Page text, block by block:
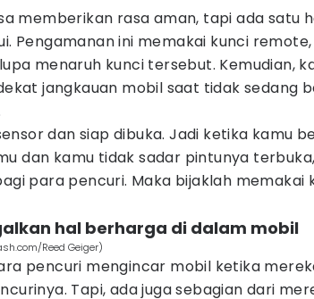
memberikan rasa aman, tapi ada satu
Pengamanan ini memakai kunci remote,
menaruh kunci tersebut. Kemudian,
jangkauan mobil saat tidak sedang
dan siap dibuka. Jadi ketika kamu
dan kamu tidak sadar pintunya
para pencuri. Maka bijaklah memakai
hal berharga di dalam mobil
Reed Geiger)
pencuri mengincar mobil ketika
Tapi, ada juga sebagian dari